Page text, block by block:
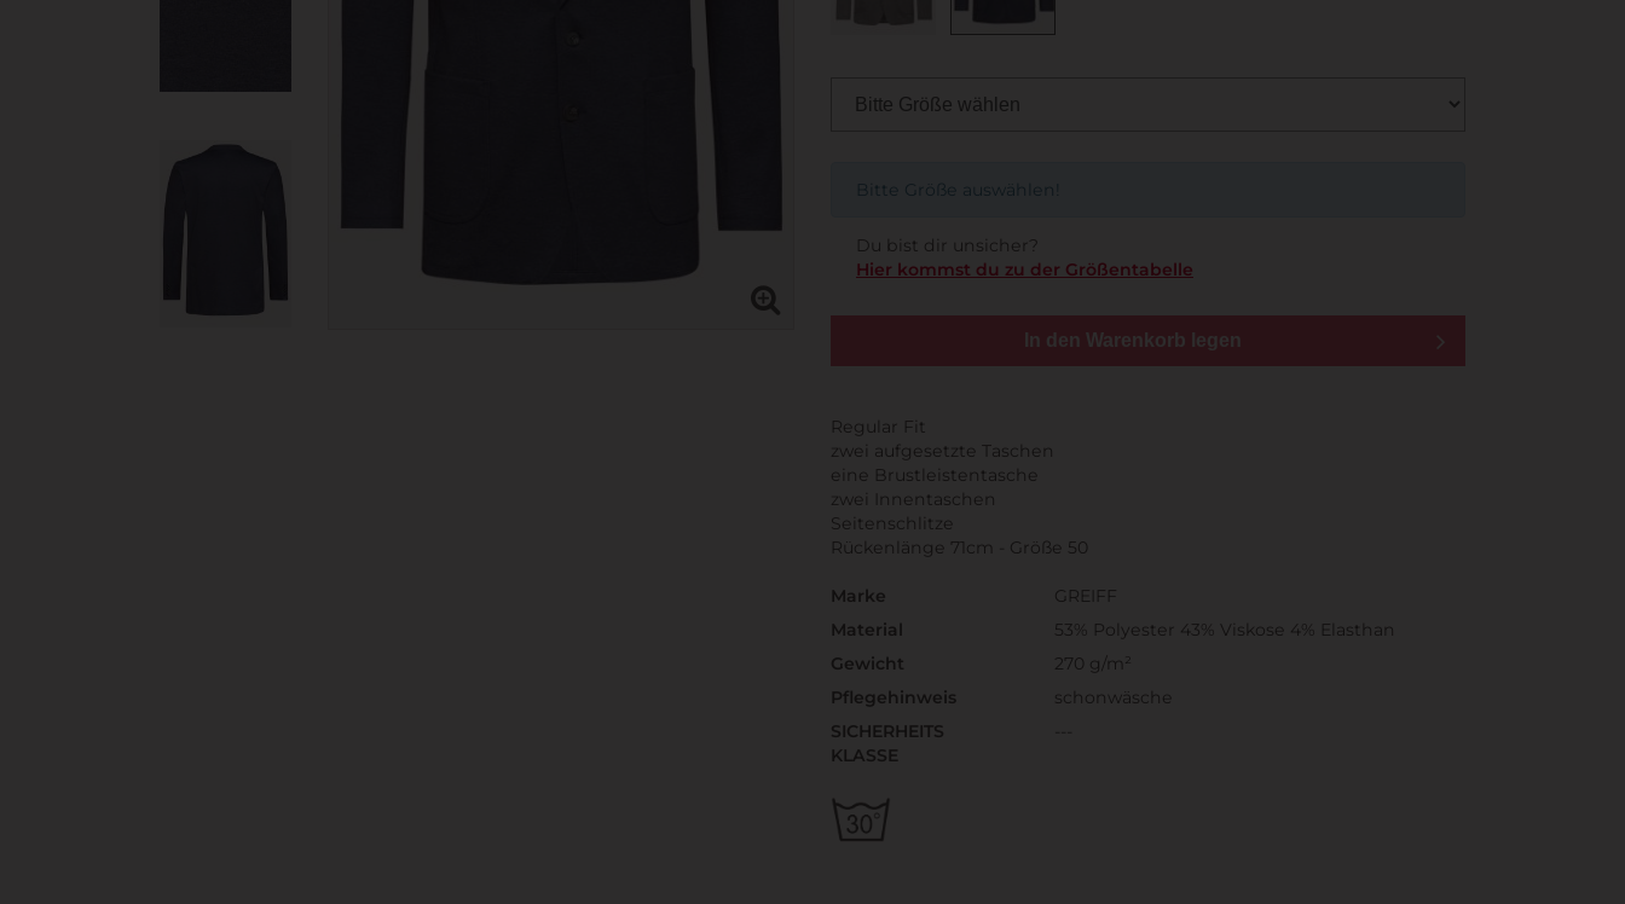
Bitte Größe auswählen!
Du bist dir unsicher?
Hier kommst du zu der Größentabelle
In den Warenkorb legen
Regular Fit
zwei aufgesetzte Taschen
eine Brustleistentasche
zwei Innentaschen
Seitenschlitze
Rückenlänge 71cm - Größe 50
Marke
GREIFF
Material
53% Polyester 43% Viskose 4% Elasthan
Gewicht
270 g/m²
Pflegehinweis
schonwäsche
SICHERHEITS
KLASSE